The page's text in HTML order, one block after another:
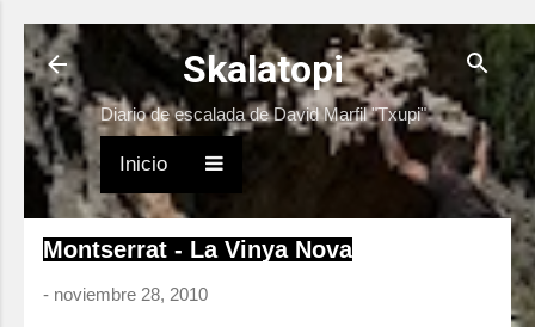
Ir al contenido principal
Skalatopi
Diario de escalada de David Marfil "Txupi"
Inicio
Montserrat - La Vinya Nova
- noviembre 28, 2010